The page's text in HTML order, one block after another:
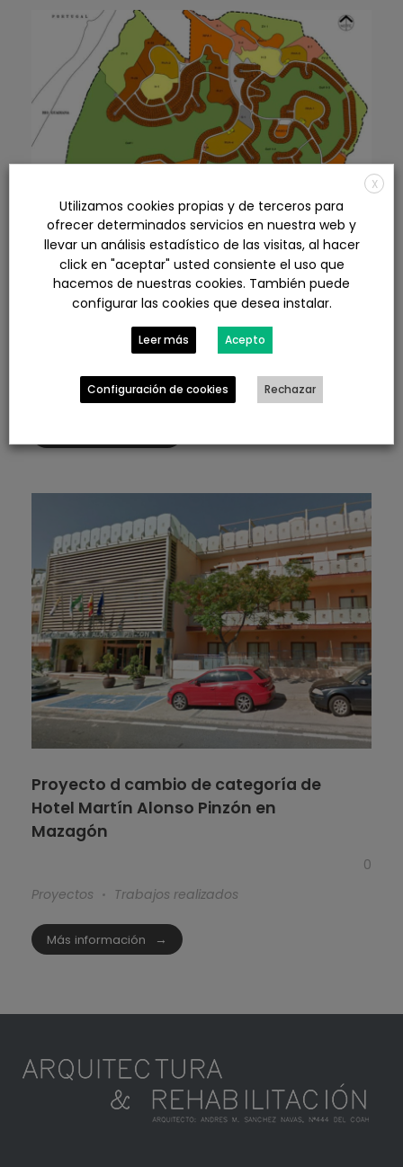
Proyecto básico de vivienda en
Costa Esuri, Ayamonte
Proyectos
Trabajos realizados
Proyecto d cambio de categoría de
Hotel Martín Alonso Pinzón en
Mazagón
0
Proyectos
Trabajos realizados
Más información
X
Utilizamos cookies propias y de terceros para
ofrecer determinados servicios en nuestra web y
llevar un análisis estadístico de las visitas, al hacer
click en "aceptar" usted consiente el uso que
hacemos de nuestras cookies. También puede
configurar las cookies que desea instalar.
Leer más Acepto
Configuración de cookies Rechazar